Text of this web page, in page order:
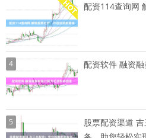
配资114查询网
4 配资软件 融资
5
股票配资渠道